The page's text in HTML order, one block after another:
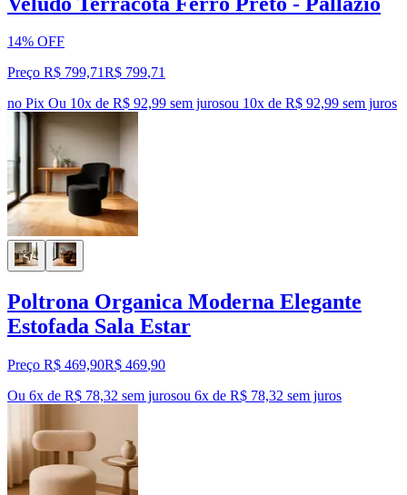
14% OFF
Preço R$ 799,71R$ 799,71
no Pix Ou 10x de R$ 92,99 sem jurosou 10x de R$ 92,99 sem juros
Poltrona Organica Moderna Elegante
Estofada Sala Estar
Preço R$ 469,90R$ 469,90
Ou 6x de R$ 78,32 sem jurosou 6x de R$ 78,32 sem juros